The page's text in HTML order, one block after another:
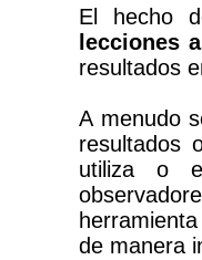
El hecho
lecciones
resultados
A menudo
resultados
utiliza o
de manera